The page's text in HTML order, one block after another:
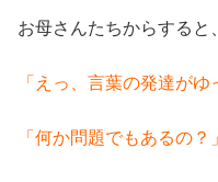
お母さんたちからすると、
「えっ、言葉の発達が
「何か問題でもあるの？」